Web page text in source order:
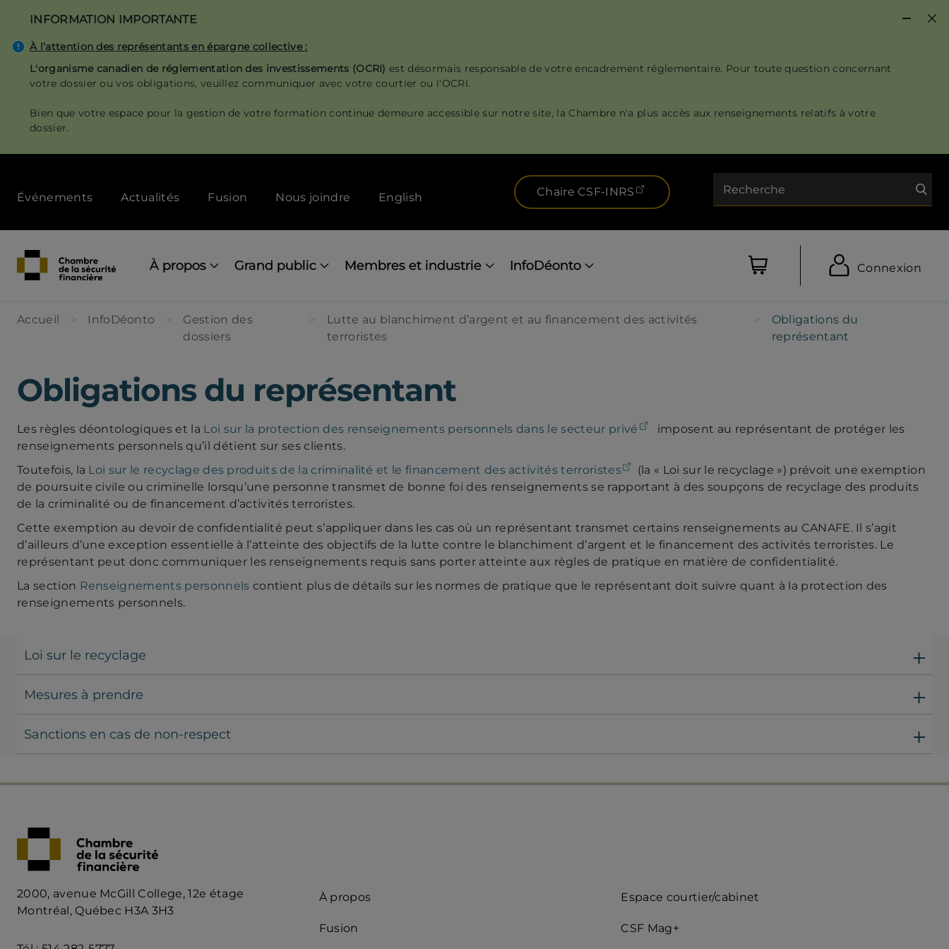
contenu
INFORMATION IMPORTANTE
À l’attention des représentants en épargne collective :
L'organisme canadien de réglementation des investissements (OCRI)est désormais responsable de votre encadrement réglementaire. Pour toute question concernant
votre dossier ou vos obligations, veuillez communiquer avec votre courtier ou l'OCRI.
Bien que votre espace pour la gestion de votre formation continue demeure accessible sur notre site, la Chambre n'a plus accès aux renseignements relatifs à votre
dossier.
menu
[Desktop]
Événements Actualités Fusion Nous joindre English Chaire CSF-INRS (ouvre dans un nouvel onglet)
navigation
À propos Grand public Membres et industrie InfoDéonto Connexion
Accueil InfoDéonto
Gestion des
dossiers
Lutte au blanchiment d’argent et au financement des activités
terroristes
Obligations du
représentant
Obligations du représentant
Les règles déontologiques et la Loi sur la protection des renseignements personnels dans le secteur privé (ouvre dans un nouvel onglet)
imposent au représentant de protéger les
renseignements personnels qu’il détient sur ses clients.
Toutefois, la Loi sur le recyclage des produits de la criminalité et le financement des activités terroristes (ouvre dans un nouvel onglet)
(la « Loi sur le recyclage ») prévoit une exemption
de poursuite civile ou criminelle lorsqu’une personne transmet de bonne foi des renseignements se rapportant à des soupçons de recyclage des produits
de la criminalité ou de financement d’activités terroristes.
Cette exemption au devoir de confidentialité peut s’appliquer dans les cas où un représentant transmet certains renseignements au CANAFE. Il s’agit
d’ailleurs d’une exception essentielle à l’atteinte des objectifs de la lutte contre le blanchiment d’argent et le financement des activités terroristes. Le
représentant peut donc communiquer les renseignements requis sans porter atteinte aux règles de pratique en matière de confidentialité.
La section Renseignements personnels contient plus de détails sur les normes de pratique que le représentant doit suivre quant à la protection des
renseignements personnels.
Loi sur le recyclage
Mesures à prendre
Sanctions en cas de non-respect
2000, avenue McGill College, 12e étage
Montréal, Québec H3A 3H3
Quick
À propos
Fusion
Accès
Espace courtier/cabinet
CSF Mag+